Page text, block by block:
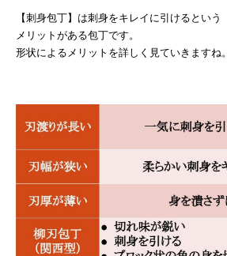
【刺身包丁】は刺身をキレイに引けるという
メリットがある包丁です。
形状によるメリットを詳しく見ていきますね。